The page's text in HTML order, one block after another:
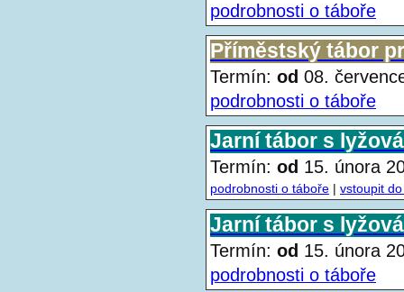
podrobnosti o táboře
Příměstský tábor
Termín: od 08.
podrobnosti o táboře
Jarní tábor s
Termín: od 15. února
podrobnosti o táboře | vstoupit
Jarní tábor s
Termín: od 15. února
podrobnosti o táboře